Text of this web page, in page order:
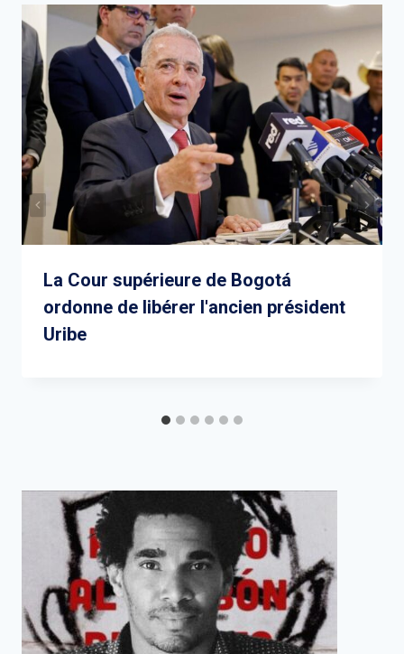
La Cour supérieure de Bogotá
ordonne de libérer l'ancien président
Uribe